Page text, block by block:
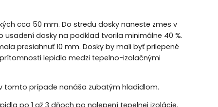
cca 50 mm. Do stredu dosky naneste zmes v
dosky na podklad tvorila minimálne 40 %.
presiahnuť 10 mm. Dosky by mali byť prilepené
lepidla medzi tepelno-izolačnými
tomto prípade nanáša zubatým hladidlom.